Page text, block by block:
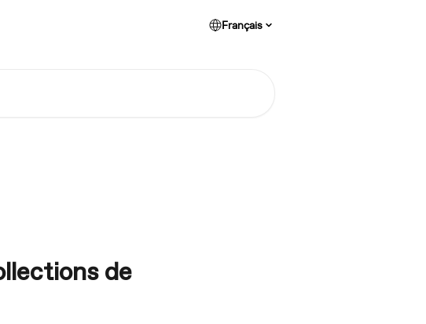
Français
de